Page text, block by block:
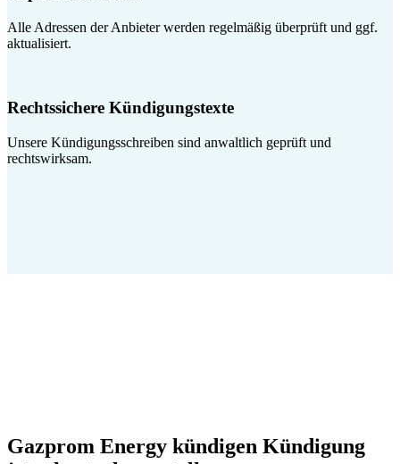
Alle Adressen der Anbieter werden regelmäßig überprüft und ggf.
aktualisiert.
Rechtssichere Kündigungstexte
Unsere Kündigungsschreiben sind anwaltlich geprüft und
rechtswirksam.
Gazprom Energy kündigen Kündigung